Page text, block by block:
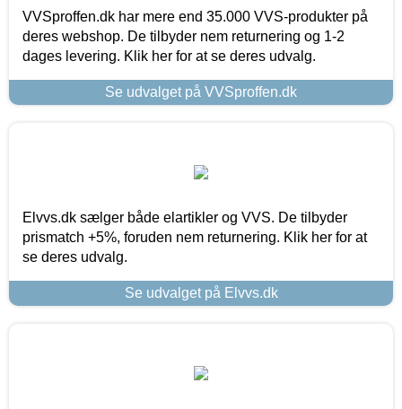
VVSproffen.dk har mere end 35.000 VVS-produkter på
deres webshop. De tilbyder nem returnering og 1-2
dages levering. Klik her for at se deres udvalg.
Se udvalget på VVSproffen.dk
Elvvs.dk sælger både elartikler og VVS. De tilbyder
prismatch +5%, foruden nem returnering. Klik her for at
se deres udvalg.
Se udvalget på Elvvs.dk